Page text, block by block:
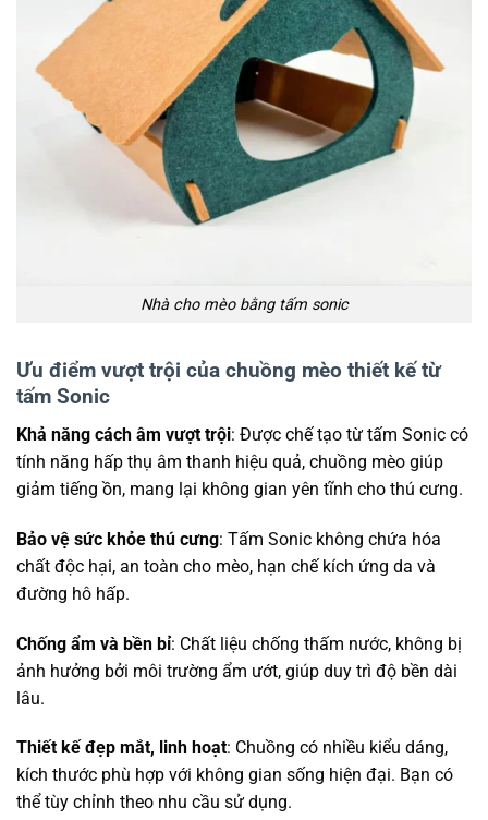
Nhà cho mèo bằng tấm sonic
Ưu điểm vượt trội của chuồng mèo thiết kế từ
tấm Sonic
Khả năng cách âm vượt trội: Được chế tạo từ tấm Sonic có
tính năng hấp thụ âm thanh hiệu quả, chuồng mèo giúp
giảm tiếng ồn, mang lại không gian yên tĩnh cho thú cưng.
Bảo vệ sức khỏe thú cưng: Tấm Sonic không chứa hóa
chất độc hại, an toàn cho mèo, hạn chế kích ứng da và
đường hô hấp.
Chống ẩm và bền bỉ: Chất liệu chống thấm nước, không bị
ảnh hưởng bởi môi trường ẩm ướt, giúp duy trì độ bền dài
lâu.
Thiết kế đẹp mắt, linh hoạt: Chuồng có nhiều kiểu dáng,
kích thước phù hợp với không gian sống hiện đại. Bạn có
thể tùy chỉnh theo nhu cầu sử dụng.